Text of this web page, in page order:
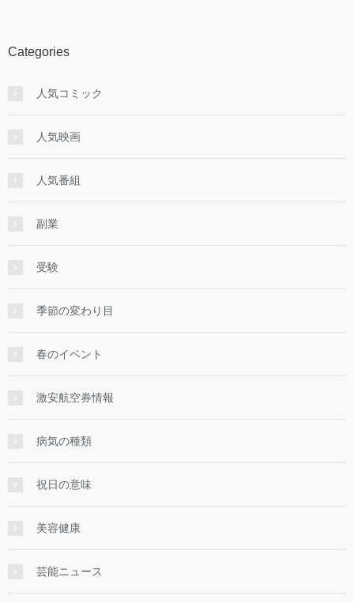
Categories
人気コミック
人気映画
人気番組
副業
受験
季節の変わり目
春のイベント
激安航空券情報
病気の種類
祝日の意味
美容健康
芸能ニュース